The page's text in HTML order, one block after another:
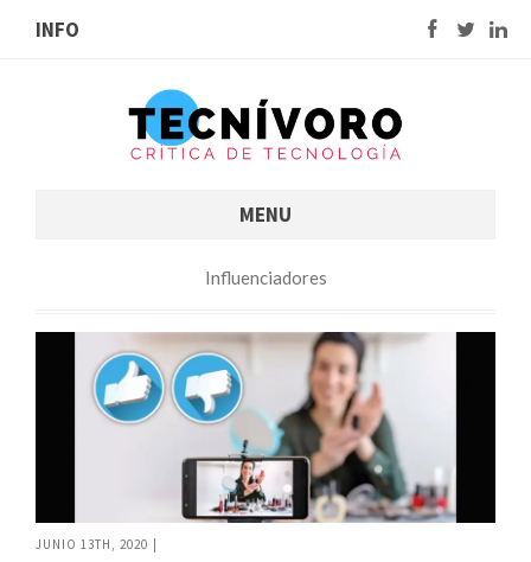
INFO
MENU
Influenciadores
JUNIO 13TH, 2020